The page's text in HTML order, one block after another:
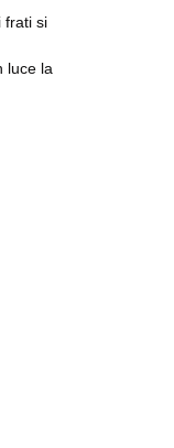
frati si
luce la